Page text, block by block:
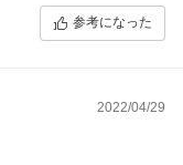
参考になった
2022/04/29